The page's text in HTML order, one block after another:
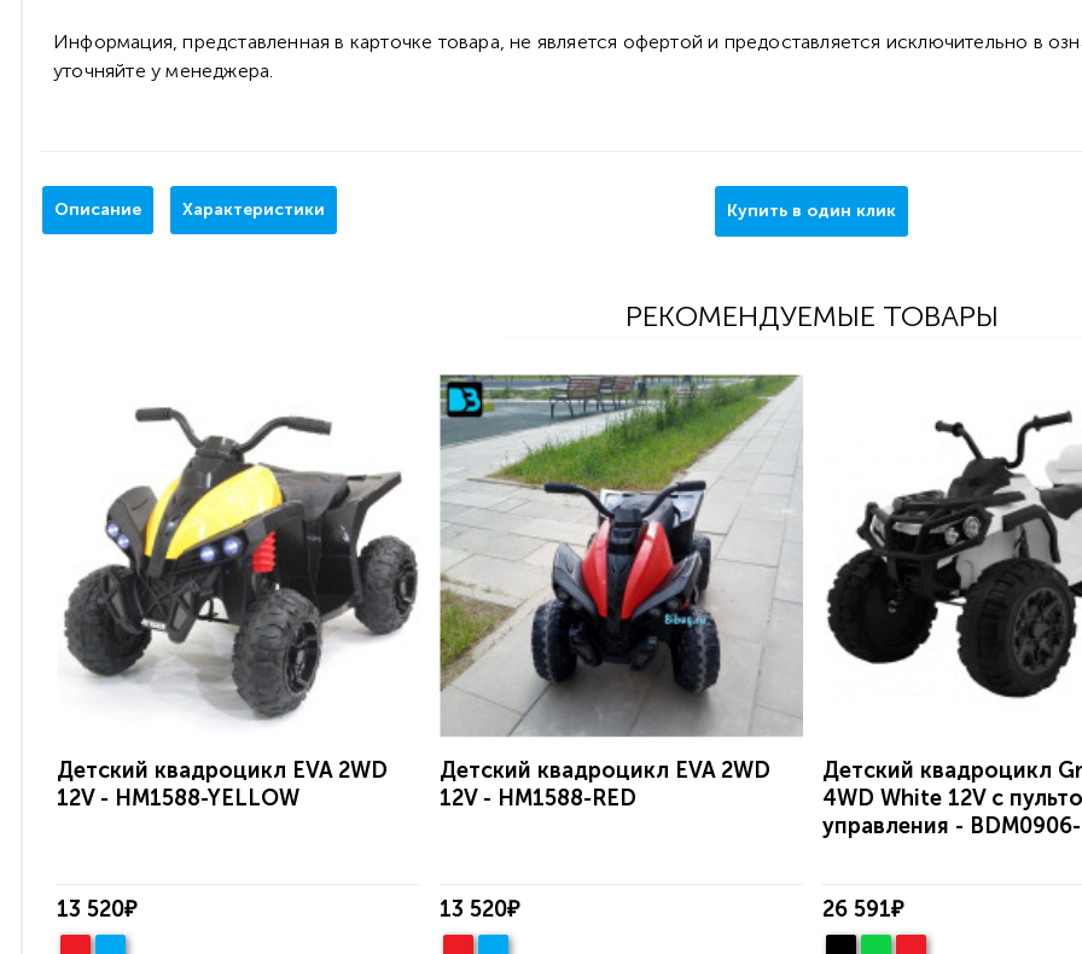
Информация, представленная в карточке товара, не является офертой и предоставляется исключительно в
уточняйте у менеджера.
Описание Характеристики Купить в один клик
РЕКОМЕНДУЕМЫЕ ТОВАРЫ
Детский квадроцикл EVA 2WD
12V - HM1588-YELLOW
13 520₽
Детский квадроцикл EVA 2WD
12V - HM1588-RED
13 520₽
Детский квадроцикл
4WD White 12V с
управления -
26 591₽